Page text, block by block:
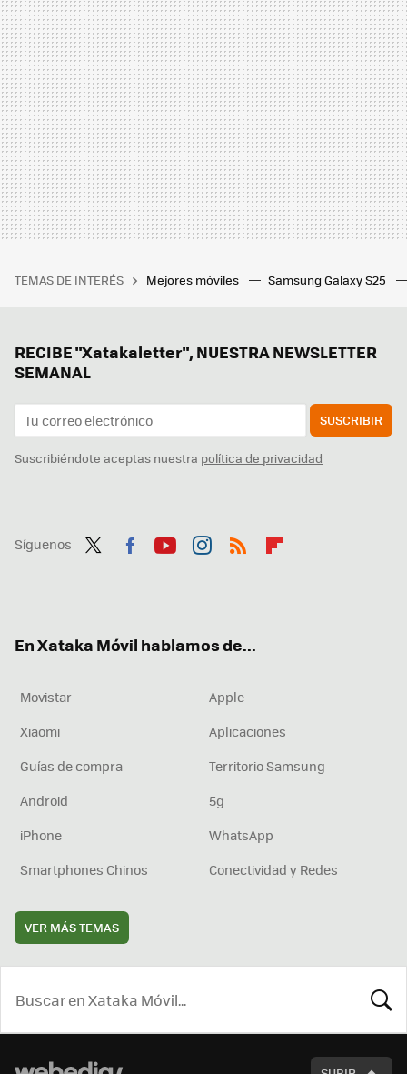
TEMAS DE INTERÉS Mejores móviles Samsung Galaxy S25
RECIBE "Xatakaletter", NUESTRA NEWSLETTER
SEMANAL
SUSCRIBIR
Suscribiéndote aceptas nuestra política de privacidad
Síguenos
En Xataka Móvil hablamos de...
Movistar
Apple
Xiaomi
Aplicaciones
Guías de compra
Territorio Samsung
Android
5g
iPhone
WhatsApp
Smartphones Chinos
Conectividad y Redes
VER MÁS TEMAS